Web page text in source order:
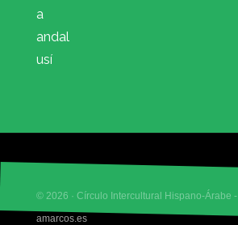
a
andal
usí
© 2026 · Círculo Intercultural Hispano-Árabe -
amarcos.es